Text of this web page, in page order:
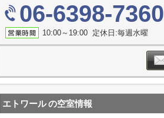
06-6398-7360
10:00～19:00 定休日:毎週水曜
エトワールの空室情報